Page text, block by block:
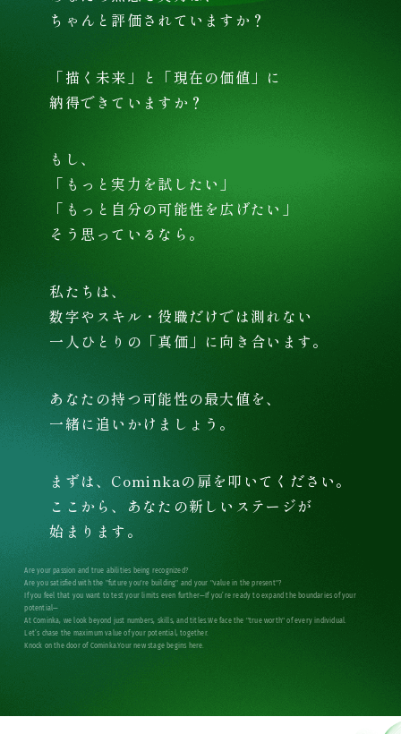
ちゃんと評価されていますか？
「描く未来」と「現在の価値」に
納得できていますか？
もし、
「もっと実力を試したい」
「もっと自分の可能性を広げたい」
そう思っているなら。
私たちは、
数字やスキル・役職だけでは測れない
一人ひとりの「真価」に向き合います。
あなたの持つ可能性の最大値を、
一緒に追いかけましょう。
まずは、Cominkaの扉を叩いてください。
ここから、あなたの新しいステージが
始まります。
Are your passion and true abilities being recognized?
Are you satisfied with the "future you're building" and your "value in the present"?
If you feel that you want to test your limits even further—If you’re ready to expand the boundaries of your
potential—
At Cominka, we look beyond just numbers, skills, and titles.We face the "true worth" of every individual.
Let’s chase the maximum value of your potential, together.
Knock on the door of Cominka.Your new stage begins here.